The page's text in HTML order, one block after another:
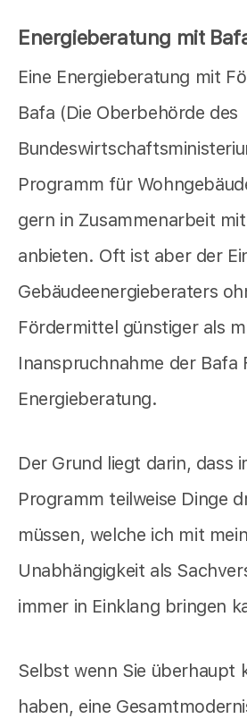
Energieberatung mit
Eine Energieberatung mit
Bafa (Die Oberbehörde des
Programm für
gern in Zusammenarbeit
anbieten. Oft ist aber der
Gebäudeenergieberaters
Fördermittel günstiger als
Inanspruchnahme der Bafa
Energieberatung.
Der Grund liegt darin, dass
Programm teilweise Dinge
müssen, welche ich mit
Unabhängigkeit als
immer in Einklang bringen
Selbst wenn Sie überhaupt
haben, eine